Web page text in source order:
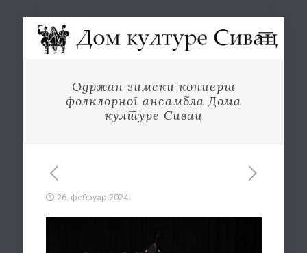
Одржан зимски концерт
фолклорног ансамбла Дома
културе Сивац
26. фебруар 2024.